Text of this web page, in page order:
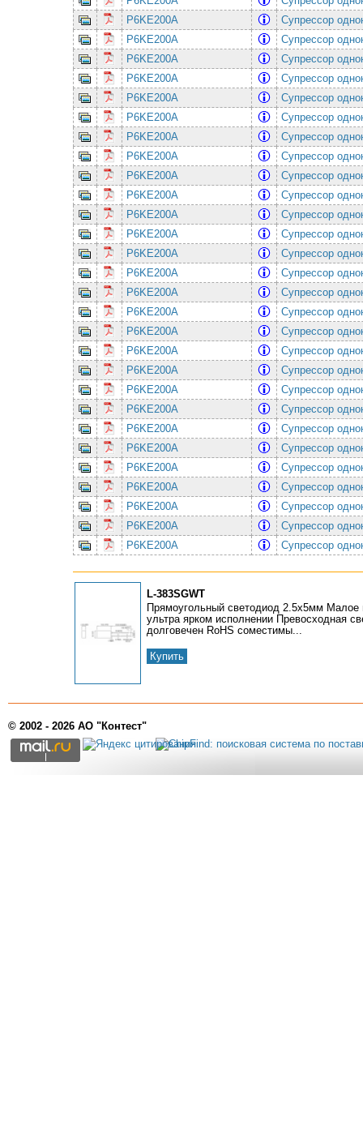
P6KE200A
Супрессор
P6KE200A
Супрессор
P6KE200A
Супрессор
P6KE200A
Супрессор
P6KE200A
Супрессор
P6KE200A
Супрессор
P6KE200A
Супрессор
P6KE200A
Супрессор
P6KE200A
Супрессор
P6KE200A
Супрессор
P6KE200A
Супрессор
P6KE200A
Супрессор
P6KE200A
Супрессор
P6KE200A
Супрессор
P6KE200A
Супрессор
P6KE200A
Супрессор
P6KE200A
Супрессор
P6KE200A
Супрессор
P6KE200A
Супрессор
P6KE200A
Супрессор
P6KE200A
Супрессор
P6KE200A
Супрессор
P6KE200A
Супрессор
P6KE200A
Супрессор
P6KE200A
Супрессор
P6KE200A
Супрессор
P6KE200A
Супрессор
P6KE200A
Супрессор
L-383SGWT
Прямоугольный светодиод 2.5x5мм Малое
ультра ярком исполнении Превосходная
долговечен RoHS соместимы...
Купить
© 2002 - 2026 АО "Контест"